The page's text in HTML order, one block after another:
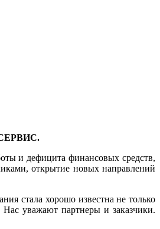
и дефицита финансовых средств,
открытие новых направлений
стала хорошо известна не только
уважают партнеры и заказчики.